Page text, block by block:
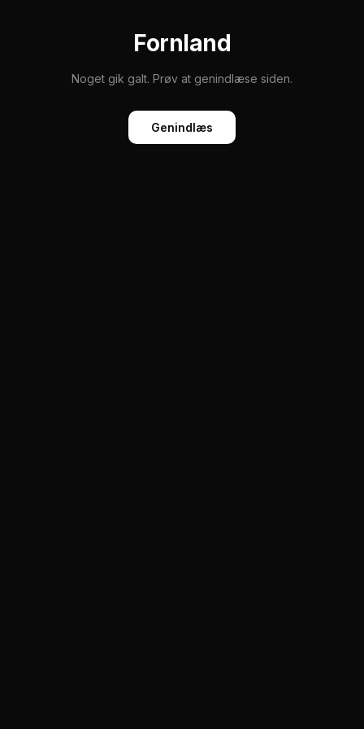
Fornland
Noget gik galt. Prøv at genindlæse siden.
Genindlæs